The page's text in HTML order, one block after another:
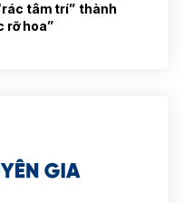
tâm trí” thành
rỡ hoa”